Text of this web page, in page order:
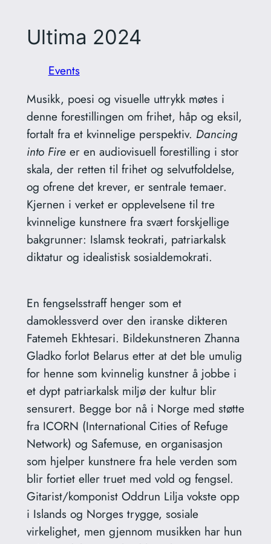
Ultima 2024
Events
Musikk, poesi og visuelle uttrykk møtes i
denne forestillingen om frihet, håp og eksil,
fortalt fra et kvinnelige perspektiv. Dancing
into Fireer en audiovisuell forestilling i stor
skala, der retten til frihet og selvutfoldelse,
og ofrene det krever, er sentrale temaer.
Kjernen i verket er opplevelsene til tre
kvinnelige kunstnere fra svært forskjellige
bakgrunner: Islamsk teokrati, patriarkalsk
diktatur og idealistisk sosialdemokrati.
En fengselsstraff henger som et
damoklessverd over den iranske dikteren
Fatemeh Ekhtesari. Bildekunstneren Zhanna
Gladko forlot Belarus etter at det ble umulig
for henne som kvinnelig kunstner å jobbe i
et dypt patriarkalsk miljø der kultur blir
sensurert. Begge bor nå i Norge med støtte
fra ICORN (International Cities of Refuge
Network) og Safemuse, en organisasjon
som hjelper kunstnere fra hele verden som
blir fortiet eller truet med vold og fengsel.
Gitarist/komponist Oddrun Lilja vokste opp
i Islands og Norges trygge, sosiale
virkelighet, men gjennom musikken har hun